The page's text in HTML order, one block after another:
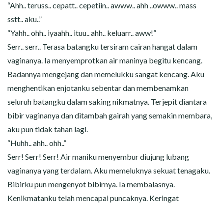
“Ahh.. teruss.. cepatt.. cepetiin.. awww.. ahh ..owww.. mass
sstt.. aku..”
“Yahh.. ohh.. iyaahh.. ituu.. ahh.. keluarr.. aww!”
Serr.. serr.. Terasa batangku tersiram cairan hangat dalam
vaginanya. Ia menyemprotkan air maninya begitu kencang.
Badannya mengejang dan memelukku sangat kencang. Aku
menghentikan enjotanku sebentar dan membenamkan
seluruh batangku dalam saking nikmatnya. Terjepit diantara
bibir vaginanya dan ditambah gairah yang semakin membara,
aku pun tidak tahan lagi.
“Huhh.. ahh.. ohh..”
Serr! Serr! Serr! Air maniku menyembur diujung lubang
vaginanya yang terdalam. Aku memeluknya sekuat tenagaku.
Bibirku pun mengenyot bibirnya. Ia membalasnya.
Kenikmatanku telah mencapai puncaknya. Keringat